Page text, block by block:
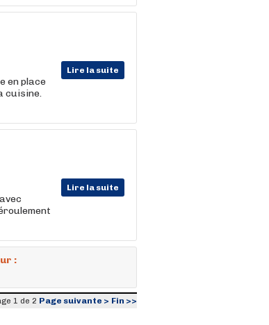
Lire la suite
en place
cuisine.
Lire la suite
:
1 de 2 Page suivante > Fin >>